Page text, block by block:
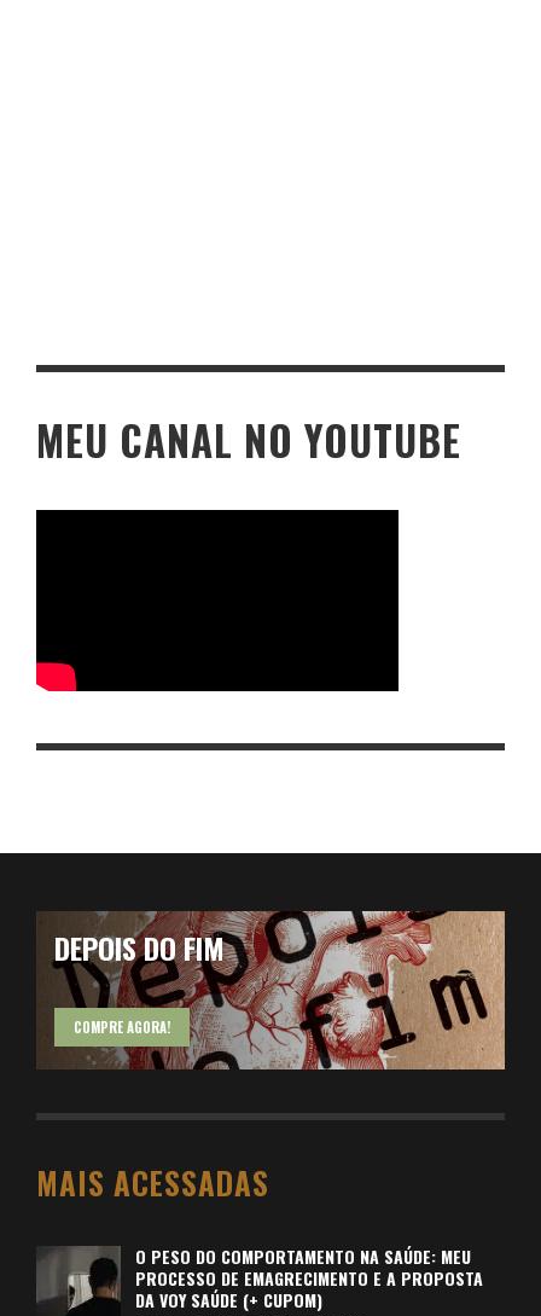
MEU CANAL NO YOUTUBE
DEPOIS DO FIM
COMPRE AGORA!
MAIS ACESSADAS
O PESO DO COMPORTAMENTO NA SAÚDE: MEU
PROCESSO DE EMAGRECIMENTO E A PROPOSTA
DA VOY SAÚDE (+ CUPOM)